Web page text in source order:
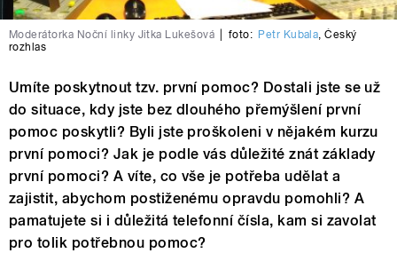
Moderátorka Noční linky Jitka Lukešová foto: Petr Kubala,Český
rozhlas
Umíte poskytnout tzv. první pomoc? Dostali jste se už
do situace, kdy jste bez dlouhého přemýšlení první
pomoc poskytli? Byli jste proškoleni v nějakém kurzu
první pomoci? Jak je podle vás důležité znát základy
první pomoci? A víte, co vše je potřeba udělat a
zajistit, abychom postiženému opravdu pomohli? A
pamatujete si i důležitá telefonní čísla, kam si zavolat
pro tolik potřebnou pomoc?